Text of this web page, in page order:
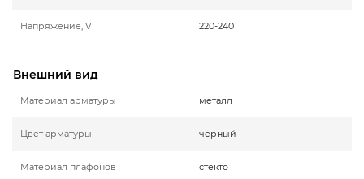
Напряжение, V 220-240
Внешний вид
Материал арматуры металл
Цвет арматуры черный
Материал плафонов стекто